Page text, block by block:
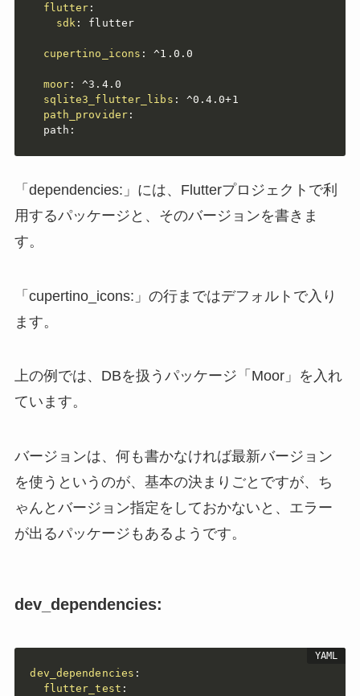
flutter :
sdk : flutter
cupertino_icons : ^1.0.0
moor :
^3.4.0
sqlite3_flutter_libs :
^0.4.0+1
path_provider:
  path
:
「dependencies:」には、Flutterプロジェクトで利
用するパッケージと、そのバージョンを書きま
す。
「cupertino_icons:」の行まではデフォルトで入り
ます。
上の例では、DBを扱うパッケージ「Moor」を入れ
ています。
バージョンは、何も書かなければ最新バージョン
を使うというのが、基本の決まりごとですが、ち
ゃんとバージョン指定をしておかないと、エラー
が出るパッケージもあるようです。
dev_dependencies:
dev_dependencies :
flutter_test :